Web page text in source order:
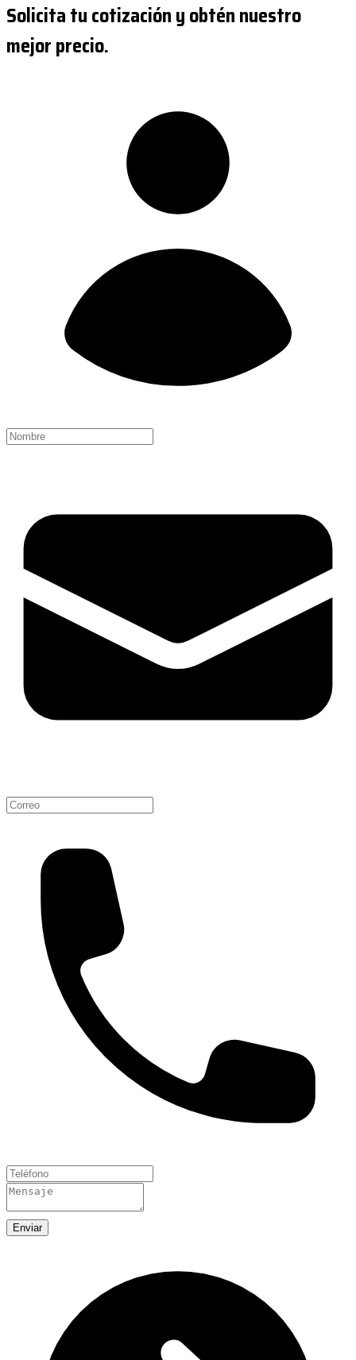
Solicita tu cotización y obtén nuestro
mejor precio.
Enviar